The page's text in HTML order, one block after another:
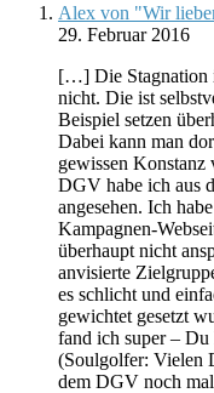
Alex von "Wir
29. Februar 2016
[…] Die Stagnation
nicht. Die ist
Beispiel setzen
Dabei kann man
gewissen Konstanz
DGV habe ich aus
angesehen. Ich
Kampagnen-
überhaupt nicht
anvisierte
es schlicht und
gewichtet gesetzt
fand ich super – Du
(Soulgolfer: Vielen
dem DGV noch